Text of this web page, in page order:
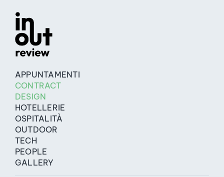
APPUNTAMENTI
CONTRACT
DESIGN
HOTELLERIE
OSPITALITÀ
OUTDOOR
TECH
PEOPLE
GALLERY